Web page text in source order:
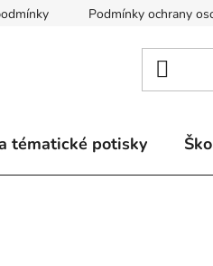
Podmínky ochrany
tématické potisky